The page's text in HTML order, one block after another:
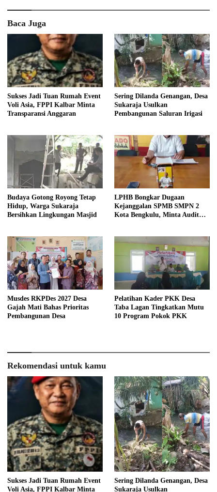
Baca Juga
Sukses Jadi Tuan Rumah Event
Voli Asia, FPPI Kalbar Minta
Transparansi Anggaran
Sering Dilanda Genangan, Desa
Sukaraja Usulkan
Pembangunan Saluran Irigasi
Budaya Gotong Royong Tetap
Hidup, Warga Sukaraja
Bersihkan Lingkungan Masjid
LPHB Bongkar Dugaan
Kejanggalan SPMB SMPN 2
Kota Bengkulu, Minta Audit
Musdes RKPDes 2027 Desa
Gajah Mati Bahas Prioritas
Pembangunan Desa
Pelatihan Kader PKK Desa
Taba Lagan Tingkatkan Mutu
10 Program Pokok PKK
Rekomendasi untuk kamu
Sukses Jadi Tuan Rumah Event
Voli Asia, FPPI Kalbar Minta
Sering Dilanda Genangan, Desa
Sukaraja Usulkan